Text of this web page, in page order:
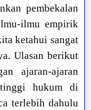
pembekalan
ilmu empirik
ketahui sangat
Ulasan berikut
ajaran-ajaran
hukum di
terlebih dahulu